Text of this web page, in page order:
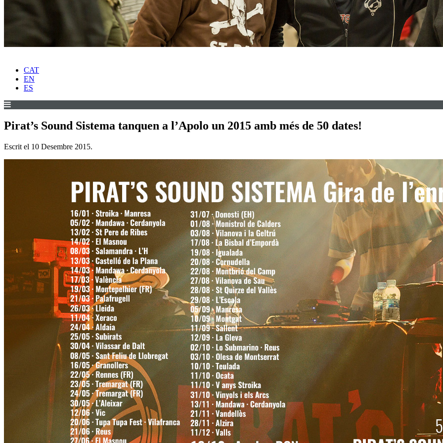
CAT
EN
ES
Pirat’s Sound Sistema tanquen a l’Apolo un 2015 amb més de 50 dates!
Escrit el 10 Desembre 2015.